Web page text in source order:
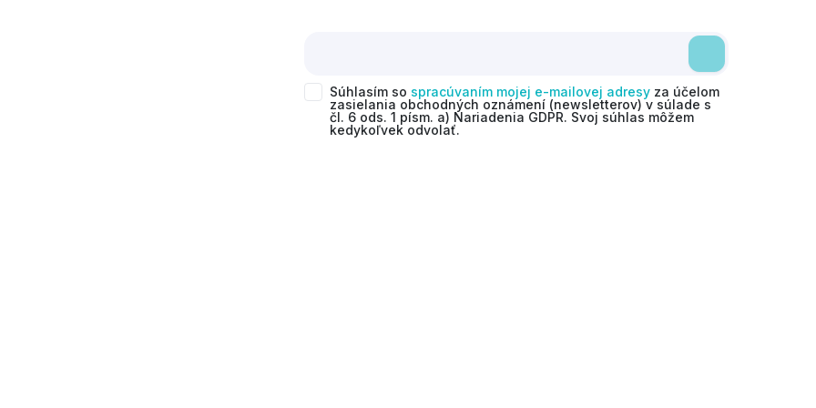
Súhlasím so spracúvaním mojej e-mailovej adresy za účelom
zasielania obchodných oznámení (newsletterov) v súlade s
čl. 6 ods. 1 písm. a) Nariadenia GDPR. Svoj súhlas môžem
kedykoľvek odvolať.